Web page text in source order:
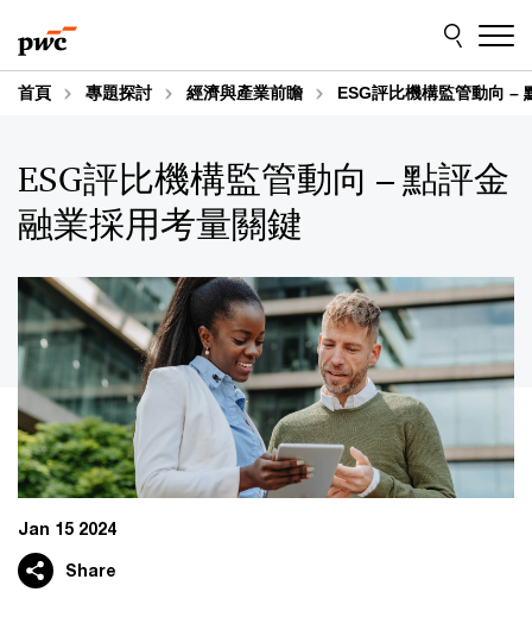
to
content
to
footer
首頁 專題探討 經濟與產業前瞻 ESG評比機構監管動向 –
ESG評比機構監管動向 – 點評金
融業採用考量關鍵
Jan 15 2024
Share